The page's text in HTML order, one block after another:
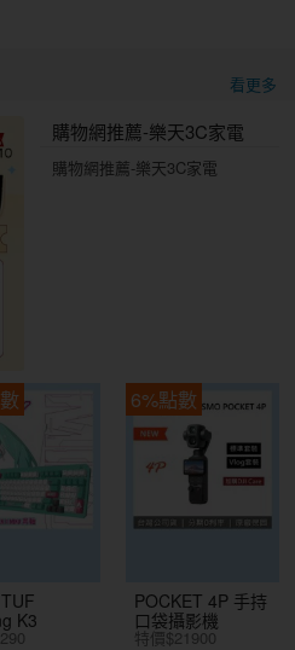
看更多
購物網推薦-樂天3C家電
購物網推薦-樂天3C家電
K3
6%點數
POCKET 4P 手持
口袋攝影機
特價$21900